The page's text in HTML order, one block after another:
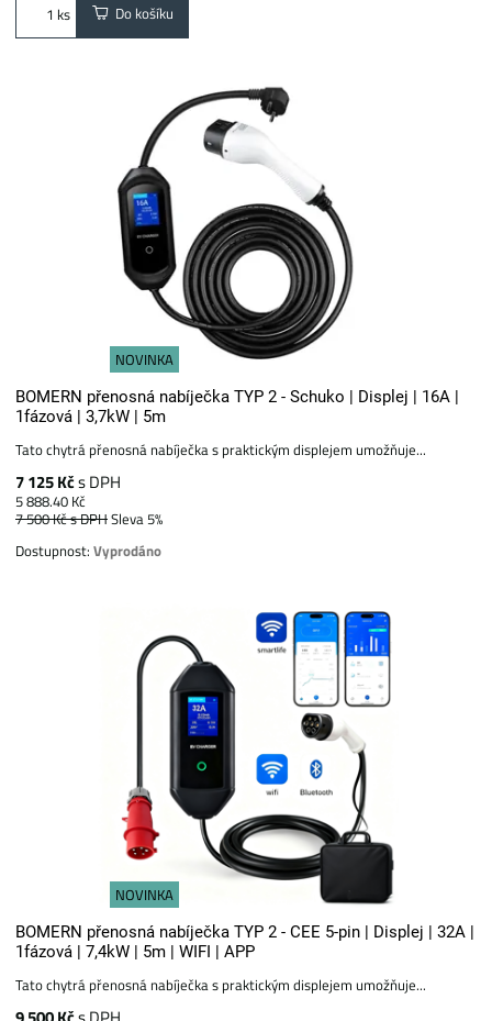
ks Do košíku
NOVINKA
BOMERN přenosná nabíječka TYP 2 - Schuko | Displej | 16A |
1fázová | 3,7kW | 5m
Tato chytrá přenosná nabíječka s praktickým displejem umožňuje...
7 125 Kčs DPH
5 888.40 Kč
7 500 Kčs DPHSleva 5%
Dostupnost:Vyprodáno
NOVINKA
BOMERN přenosná nabíječka TYP 2 - CEE 5-pin | Displej | 32A |
1fázová | 7,4kW | 5m | WIFI | APP
Tato chytrá přenosná nabíječka s praktickým displejem umožňuje...